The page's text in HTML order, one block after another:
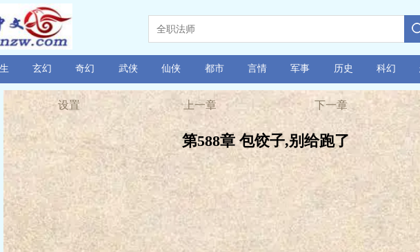
玄幻 奇幻 武侠 仙侠 都市 言情 军事 历史 科幻
设置 上一章 下一章
第588章 包饺子,别给跑了